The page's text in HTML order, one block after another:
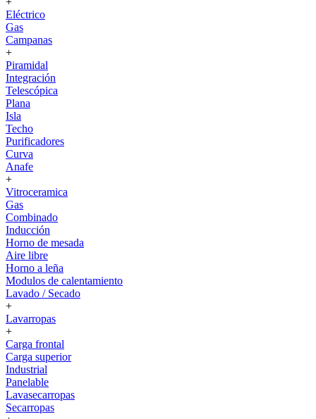
Eléctrico
Gas
Campanas
+
Piramidal
Integración
Telescópica
Plana
Isla
Techo
Purificadores
Curva
Anafe
+
Vitroceramica
Gas
Combinado
Inducción
Horno de mesada
Aire libre
Horno a leña
Modulos de calentamiento
Lavado / Secado
+
Lavarropas
+
Carga frontal
Carga superior
Industrial
Panelable
Lavasecarropas
Secarropas